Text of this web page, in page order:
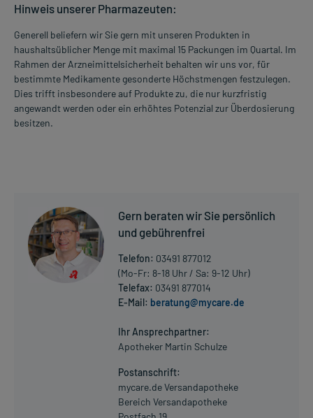
Hinweis unserer Pharmazeuten:
Generell beliefern wir Sie gern mit unseren Produkten in
haushaltsüblicher Menge mit maximal 15 Packungen im Quartal. Im
Rahmen der Arzneimittelsicherheit behalten wir uns vor, für
bestimmte Medikamente gesonderte Höchstmengen festzulegen.
Dies trifft insbesondere auf Produkte zu, die nur kurzfristig
angewandt werden oder ein erhöhtes Potenzial zur Überdosierung
besitzen.
Gern beraten wir Sie persönlich
und gebührenfrei
Telefon: 03491 877012
(Mo-Fr: 8-18 Uhr / Sa: 9-12 Uhr)
Telefax: 03491 877014
E-Mail: beratung@mycare.de
Ihr Ansprechpartner:
Apotheker Martin Schulze
Postanschrift:
mycare.de Versandapotheke
Bereich Versandapotheke